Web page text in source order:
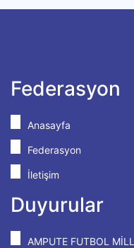
Federasyon
Anasayfa
Federasyon
İletişim
Duyurular
AMPUTE FUTBOL